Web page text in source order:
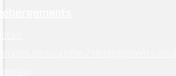
de tourisme / Hébergements